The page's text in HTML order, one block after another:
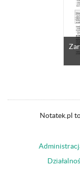
Notatek.pl